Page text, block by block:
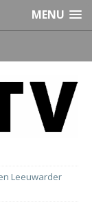
MENU
Leeuwarder